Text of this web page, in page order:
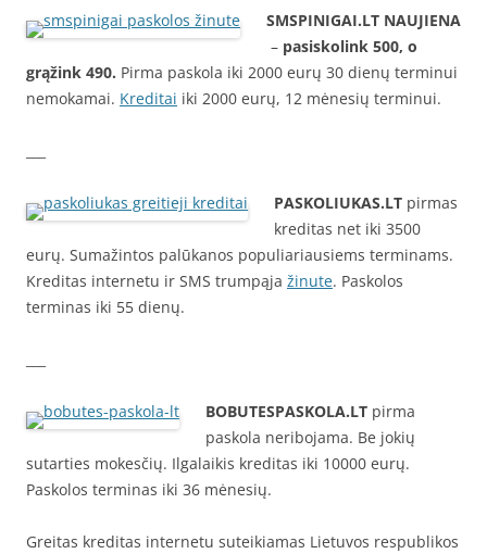
SMSPINIGAI.LT NAUJIENA
– pasiskolink 500, o
grąžink 490. Pirma paskola iki 2000 eurų 30 dienų terminui
nemokamai. Kreditai iki 2000 eurų, 12 mėnesių terminui.
PASKOLIUKAS.LT pirmas
kreditas net iki 3500
eurų. Sumažintos palūkanos populiariausiems terminams.
Kreditas internetu ir SMS trumpąja žinute. Paskolos
terminas iki 55 dienų.
BOBUTESPASKOLA.LT pirma
paskola neribojama. Be jokių
sutarties mokesčių. Ilgalaikis kreditas iki 10000 eurų.
Paskolos terminas iki 36 mėnesių.
Greitas kreditas internetu suteikiamas Lietuvos respublikos